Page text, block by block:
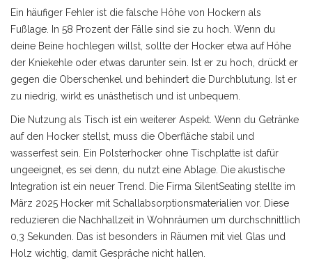
Ein häufiger Fehler ist die falsche Höhe von Hockern als
Fußlage. In 58 Prozent der Fälle sind sie zu hoch. Wenn du
deine Beine hochlegen willst, sollte der Hocker etwa auf Höhe
der Kniekehle oder etwas darunter sein. Ist er zu hoch, drückt er
gegen die Oberschenkel und behindert die Durchblutung. Ist er
zu niedrig, wirkt es unästhetisch und ist unbequem.
Die Nutzung als Tisch ist ein weiterer Aspekt. Wenn du Getränke
auf den Hocker stellst, muss die Oberfläche stabil und
wasserfest sein. Ein Polsterhocker ohne Tischplatte ist dafür
ungeeignet, es sei denn, du nutzt eine Ablage. Die akustische
Integration ist ein neuer Trend. Die Firma SilentSeating stellte im
März 2025 Hocker mit Schallabsorptionsmaterialien vor. Diese
reduzieren die Nachhallzeit in Wohnräumen um durchschnittlich
0,3 Sekunden. Das ist besonders in Räumen mit viel Glas und
Holz wichtig, damit Gespräche nicht hallen.